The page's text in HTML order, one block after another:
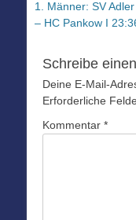
Vorheriger
Beitrag:
1. Männer: SV
– HC Pankow I
Schreibe
Deine E-Mail-
Erforderliche
Kommentar *